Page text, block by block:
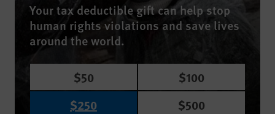
Your tax deductible gift can help stop
human rights violations and save lives
around the world.
$50
$100
$250
$500